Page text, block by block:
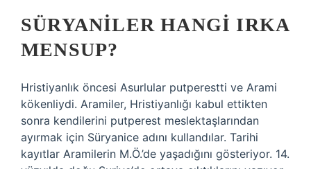
SÜRYANILER HANGI IRKA
MENSUP?
Hristiyanlık öncesi Asurlular putperestti ve Arami
kökenliydi. Aramiler, Hristiyanlığı kabul ettikten
sonra kendilerini putperest meslektaşlarından
ayırmak için Süryanice adını kullandılar. Tarihi
kayıtlar Aramilerin M.Ö.’de yaşadığını gösteriyor. 14.